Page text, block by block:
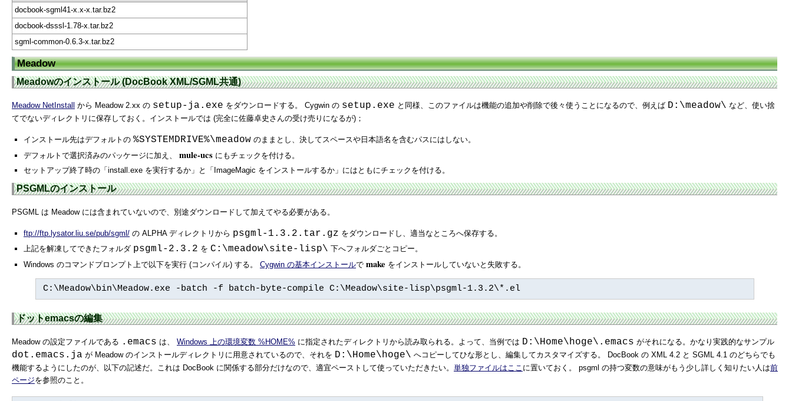
docbook-sgml41-x.x-x.tar.bz2
docbook-dsssl-1.78-x.tar.bz2
sgml-common-0.6.3-x.tar.bz2
Meadow
Meadowのインストール (DocBook XML/SGML共通)
Meadow NetInstall から Meadow 2.xx の setup-ja.exe をダウンロードする。 Cygwin の setup.exe と同様、このファイルは機能の追加や削除で後々使うことになるので、例えば D:\meadow\ など、使い捨
てでないディレクトリに保存しておく。インストールでは (完全に佐藤卓史さんの受け売りになるが)；
インストール先はデフォルトの %SYSTEMDRIVE%\meadow のままとし、決してスペースや日本語名を含むパスにはしない。
デフォルトで選択済みのパッケージに加え、 mule-ucs にもチェックを付ける。
セットアップ終了時の「install.exe を実行するか」と「ImageMagic をインストールするか」にはともにチェックを付ける。
PSGMLのインストール
PSGML は Meadow には含まれていないので、別途ダウンロードして加えてやる必要がある。
ftp://ftp.lysator.liu.se/pub/sgml/ の ALPHA ディレクトリから psgml-1.3.2.tar.gz をダウンロードし、適当なところへ保存する。
上記を解凍してできたフォルダ psgml-2.3.2 を C:\meadow\site-lisp\ 下へフォルダごとコピー。
Windows のコマンドプロンプト上で以下を実行 (コンパイル) する。 Cygwin の基本インストールで make をインストールしていないと失敗する。
C:\Meadow\bin\Meadow.exe -batch -f batch-byte-compile C:\Meadow\site-lisp\psgml-1.3.2\*.el
ドットemacsの編集
Meadow の設定ファイルである .emacs は、 Windows 上の環境変数 %HOME% に指定されたディレクトリから読み取られる。よって、当例では D:\Home\hoge\.emacs がそれになる。かなり実践的なサンプル
dot.emacs.ja が Meadow のインストールディレクトリに用意されているので、それを D:\Home\hoge\ へコピーしてひな形とし、編集してカスタマイズする。 DocBook の XML 4.2 と SGML 4.1 のどちらでも
機能するようにしたのが、以下の記述だ。これは DocBook に関係する部分だけなので、適宜ペーストして使っていただきたい。 単独ファイルはここ に置いておく。 psgml の持つ変数の意味がもう少し詳しく知りたい人は前
ページを参照のこと。